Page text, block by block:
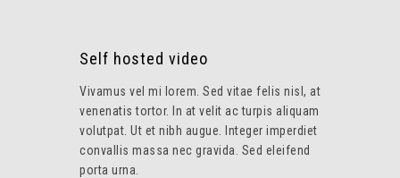
Self hosted video
Vivamus vel mi lorem. Sed vitae felis nisl, at
venenatis tortor. In at velit ac turpis aliquam
volutpat. Ut et nibh augue. Integer imperdiet
convallis massa nec gravida. Sed eleifend
porta urna.